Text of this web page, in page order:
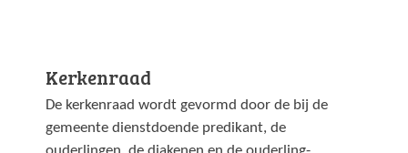
Kerkenraad
De kerkenraad wordt gevormd door de bij de
gemeente dienstdoende predikant, de